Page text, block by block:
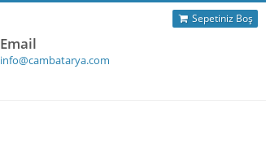
Sepetiniz Boş
Email
info@cambatarya.com